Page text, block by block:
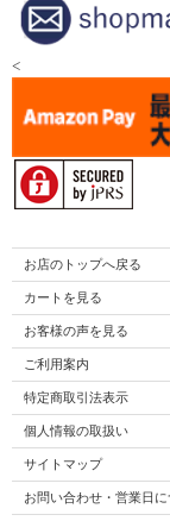
<
お店のトップへ戻る
カートを見る
お客様の声を見る
ご利用案内
特定商取引法表示
個人情報の取扱い
サイトマップ
お問い合わせ・営業日に